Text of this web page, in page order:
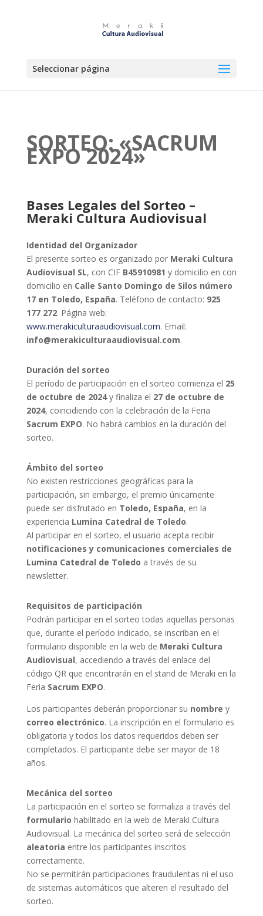
Seleccionar página
SORTEO: «SACRUM
EXPO 2024»
Bases Legales del Sorteo –
Meraki Cultura Audiovisual
Identidad del Organizador
El presente sorteo es organizado por Meraki Cultura
Audiovisual SL, con CIF B45910981 y domicilio en con
domicilio en Calle Santo Domingo de Silos número
17 en Toledo, España. Teléfono de contacto: 925
177 272. Página web:
www.merakiculturaaudiovisual.com. Email:
info@merakiculturaaudiovisual.com.
Duración del sorteo
El período de participación en el sorteo comienza el 25
de octubre de 2024y finaliza el 27 de octubre de
2024, coincidiendo con la celebración de la Feria
Sacrum EXPO. No habrá cambios en la duración del
sorteo.
Ámbito del sorteo
No existen restricciones geográficas para la
participación, sin embargo, el premio únicamente
puede ser disfrutado en Toledo, España, en la
experiencia Lumina Catedral de Toledo.
Al participar en el sorteo, el usuario acepta recibir
notificaciones y comunicaciones comerciales de
Lumina Catedral de Toledo a través de su
newsletter.
Requisitos de participación
Podrán participar en el sorteo todas aquellas personas
que, durante el período indicado, se inscriban en el
formulario disponible en la web de Meraki Cultura
Audiovisual, accediendo a través del enlace del
código QR que encontrarán en el stand de Meraki en la
Feria Sacrum EXPO.
Los participantes deberán proporcionar su nombre y
correo electrónico. La inscripción en el formulario es
obligatoria y todos los datos requeridos deben ser
completados. El participante debe ser mayor de 18
años.
Mecánica del sorteo
La participación en el sorteo se formaliza a través del
formulario habilitado en la web de Meraki Cultura
Audiovisual. La mecánica del sorteo será de selección
aleatoria entre los participantes inscritos
correctamente.
No se permitirán participaciones fraudulentas ni el uso
de sistemas automáticos que alteren el resultado del
sorteo.